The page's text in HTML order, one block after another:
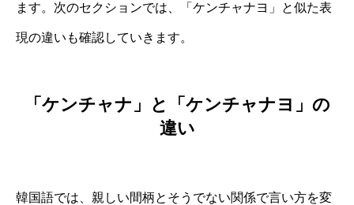
ます。次のセクションでは、「ケンチャナヨ」と似た表
現の違いも確認していきます。
「ケンチャナ」と「ケンチャナヨ」の
違い
韓国語では、親しい間柄とそうでない関係で言い方を変